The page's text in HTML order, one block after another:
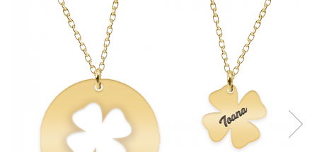
Bijuterii pentru barbati
Talismane
Verighete
Bijuterii din argint placate cu aur